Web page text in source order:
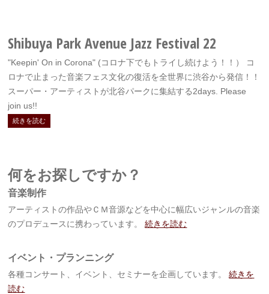
Shibuya Park Avenue Jazz Festival 22
"Keepin' On in Corona" (コロナ下でもトライし続けよう！！） コ
ロナで止まった音楽フェス文化の復活を全世界に渋谷から発信！！
スーパー・アーティストが北谷パークに集結する2days. Please
join us!!
続きを読む
何をお探しですか？
音楽制作
アーティストの作品やＣＭ音源などを中心に幅広いジャンルの音楽
のプロデュースに携わっています。続きを読む
イベント・プランニング
各種コンサート、イベント、セミナーを企画しています。続きを
読む